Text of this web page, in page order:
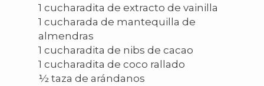
1 cucharadita de extracto de vainilla
1 cucharada de mantequilla de
almendras
1 cucharadita de nibs de cacao
1 cucharadita de coco rallado
½ taza de arándanos